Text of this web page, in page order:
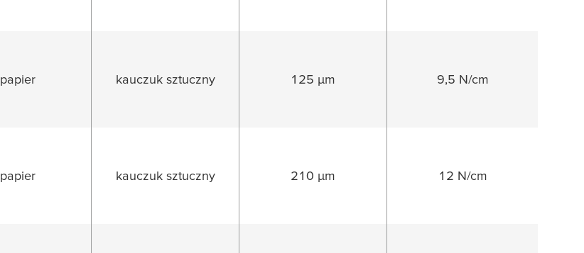
papier kauczuk sztuczny 125 µm 9,5 N/cm
papier kauczuk sztuczny 210 µm 12 N/cm